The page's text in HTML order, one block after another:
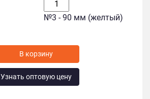
№3 - 90 мм (желтый)
Узнать оптовую цену